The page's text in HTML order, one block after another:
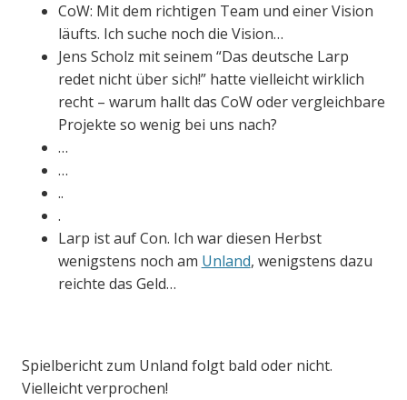
CoW: Mit dem richtigen Team und einer Vision
läufts. Ich suche noch die Vision…
Jens Scholz mit seinem “Das deutsche Larp
redet nicht über sich!” hatte vielleicht wirklich
recht – warum hallt das CoW oder vergleichbare
Projekte so wenig bei uns nach?
…
…
..
.
Larp ist auf Con. Ich war diesen Herbst
wenigstens noch am Unland, wenigstens dazu
reichte das Geld…
Spielbericht zum Unland folgt bald oder nicht.
Vielleicht verprochen!